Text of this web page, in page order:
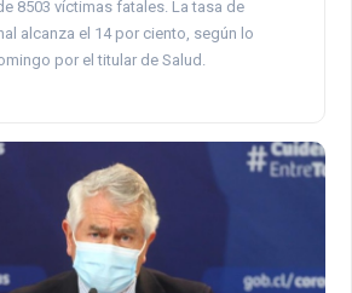
8503 víctimas fatales. La tasa de
alcanza el 14 por ciento, según lo
por el titular de Salud.